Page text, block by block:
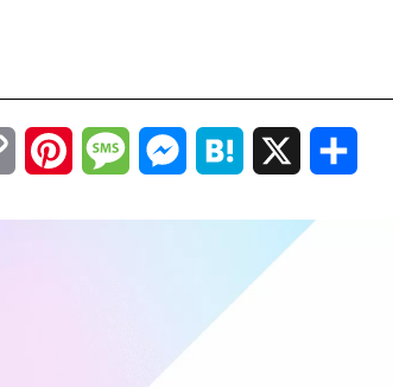
Copy
Link
PinterestMessageMessenger
Hatena